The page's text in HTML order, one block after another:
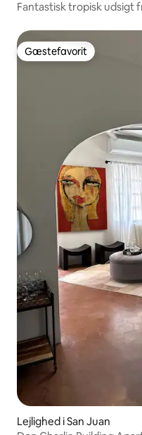
Fantastisk tropisk udsigt
Gæstefavorit
Gæstefavorit
Lejlighed i San Juan